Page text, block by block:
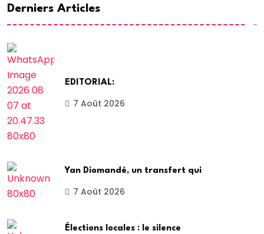
Derniers Articles
EDITORIAL:
7 Août 2026
Yan Diomandé, un transfert qui
7 Août 2026
Élections locales : le silence